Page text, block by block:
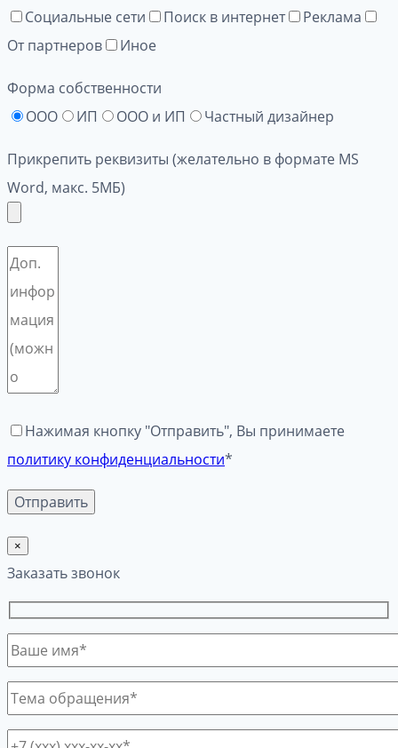
Социальные сети
Поиск в интернет
Реклама
От партнеров
Иное
Форма собственности
ООО
ИП ООО и ИП Частный дизайнер
Прикрепить реквизиты (желательно в формате MS
Word, макс. 5МБ)
Нажимая кнопку "Отправить", Вы принимаете
политику конфиденциальности*
×
Заказать звонок